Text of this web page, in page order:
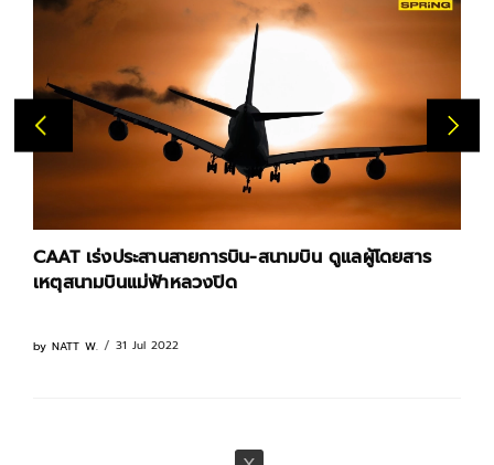
CAAT เร่งประสานสายการบิน-สนามบิน ดูแลผู้โดยสาร
เหตุสนามบินแม่ฟ้าหลวงปิด
by NATT W. 31 Jul 2022